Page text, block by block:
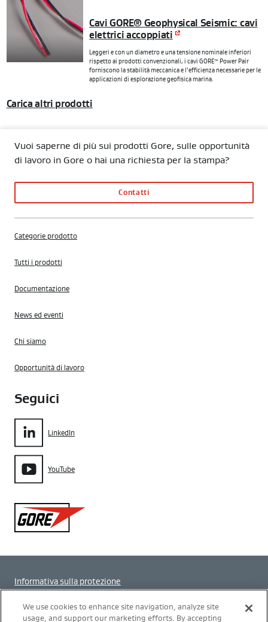
Cavi GORE® Geophysical Seismic: cavi
elettrici accoppiati
Leggeri e con un diametro e una tensione nominale inferiori
rispetto ai prodotti convenzionali, i cavi GORE™ Power Pair
forniscono la stabilità meccanica e l’efficienza necessarie per le
applicazioni di esplorazione geofisica marina.
Carica altri prodotti
Vuoi saperne di più sui prodotti Gore, sulle opportunità
di lavoro in Gore o hai una richiesta per la stampa?
Contatti
Categorie prodotto
Tutti i prodotti
Documentazione
News ed eventi
Chi siamo
Opportunità di lavoro
Seguici
LinkedIn
YouTube
Gore
Informativa sulla protezione
Impostazione dei cookie
We use cookies to enhance site navigation, analyze site
usage, and support our marketing efforts. By accepting